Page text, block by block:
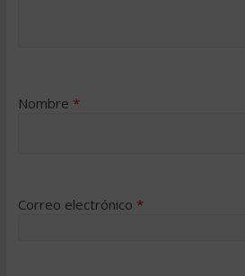
Nombre *
Correo electrónico *